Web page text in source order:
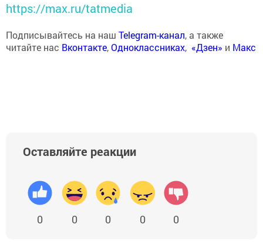
https://max.ru/tatmedia
Подписывайтесь на наш Telegram-канал, а также
читайте нас Вконтакте,Одноклассниках, «Дзен» и Макс
Оставляйте реакции
0 0 0 0 0